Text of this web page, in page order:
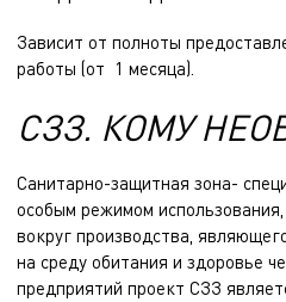
Зависит от полноты
работы (от 1 месяца).
СЗЗ. КОМУ
Санитарно-защитная зона-
особым режимом
вокруг производства,
на среду обитания и здоровье
предприятий проект СЗЗ